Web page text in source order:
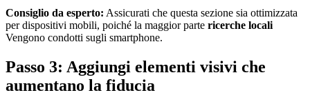
Consiglio da esperto: Assicurati che questa sezione sia ottimizzata
per dispositivi mobili, poiché la maggior parte ricerche locali
Vengono condotti sugli smartphone.
Passo 3: Aggiungi elementi visivi che
aumentano la fiducia